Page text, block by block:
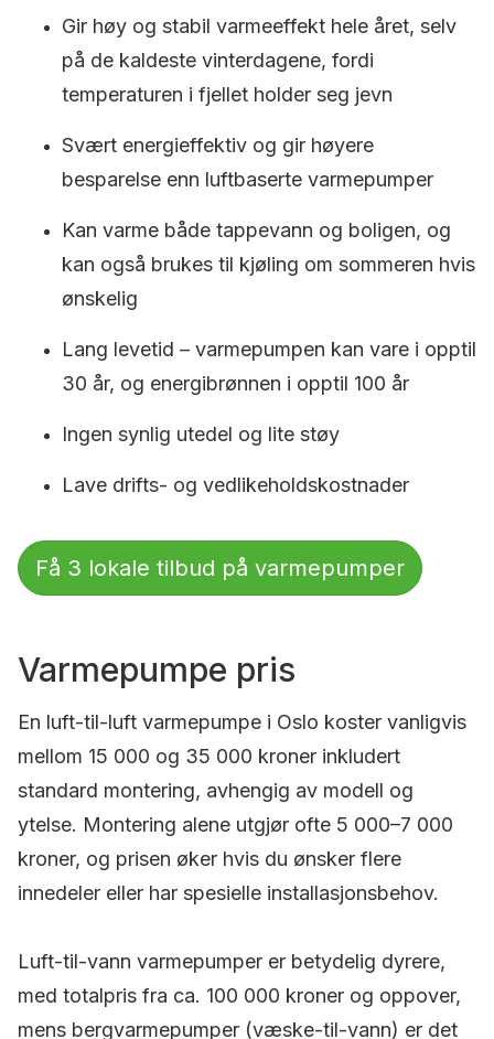
Gir høy og stabil varmeeffekt hele året, selv
på de kaldeste vinterdagene, fordi
temperaturen i fjellet holder seg jevn
Svært energieffektiv og gir høyere
besparelse enn luftbaserte varmepumper
Kan varme både tappevann og boligen, og
kan også brukes til kjøling om sommeren hvis
ønskelig
Lang levetid – varmepumpen kan vare i opptil
30 år, og energibrønnen i opptil 100 år
Ingen synlig utedel og lite støy
Lave drifts- og vedlikeholdskostnader
Få 3 lokale tilbud på varmepumper
Varmepumpe pris
En luft-til-luft varmepumpe i Oslo koster vanligvis
mellom 15 000 og 35 000 kroner inkludert
standard montering, avhengig av modell og
ytelse. Montering alene utgjør ofte 5 000–7 000
kroner, og prisen øker hvis du ønsker flere
innedeler eller har spesielle installasjonsbehov.
Luft-til-vann varmepumper er betydelig dyrere,
med totalpris fra ca. 100 000 kroner og oppover,
mens bergvarmepumper (væske-til-vann) er det